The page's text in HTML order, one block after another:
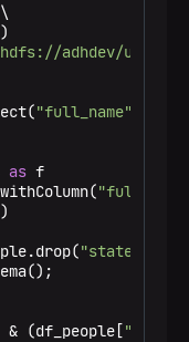
)
adhdev/user/
"full_name"
as f
"state"
& (df_people["city"